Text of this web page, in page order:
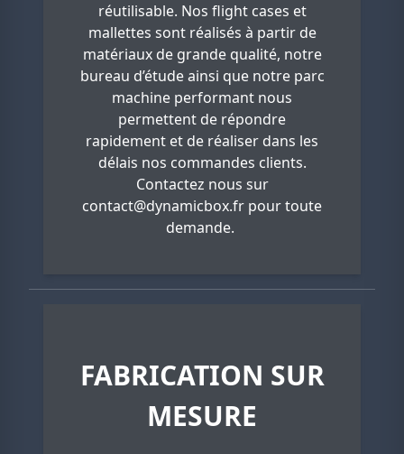
réutilisable. Nos flight cases et
mallettes sont réalisés à partir de
matériaux de grande qualité, notre
bureau d’étude ainsi que notre parc
machine performant nous
permettent de répondre
rapidement et de réaliser dans les
délais nos commandes clients.
Contactez nous sur
contact@dynamicbox.fr pour toute
demande.
FABRICATION SUR
MESURE